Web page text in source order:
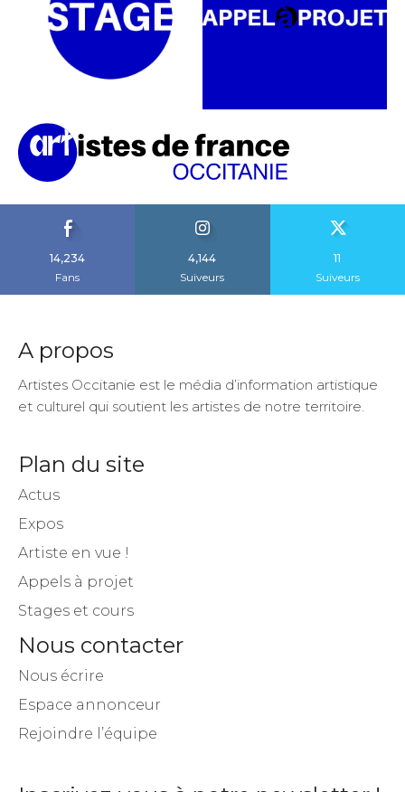
14,234
Fans
4,144
Suiveurs
11
Suiveurs
A propos
Artistes Occitanie est le média d’information artistique
et culturel qui soutient les artistes de notre territoire.
Plan du site
Actus
Expos
Artiste en vue !
Appels à projet
Stages et cours
Nous contacter
Nous écrire
Espace annonceur
Rejoindre l’équipe